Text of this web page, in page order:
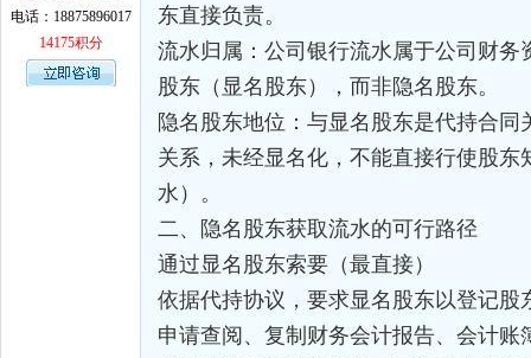
电话：18875896017
14175积分
东直接负责。
流水归属：公司银行流水属于公司财务
股东（显名股东），而非隐名股东。
隐名股东地位：与显名股东是代持合
关系，未经显名化，不能直接行使股东
水）。
二、隐名股东获取流水的可行路径
通过显名股东索要（最直接）
依据代持协议，要求显名股东以登记股
申请查阅、复制财务会计报告、会计账